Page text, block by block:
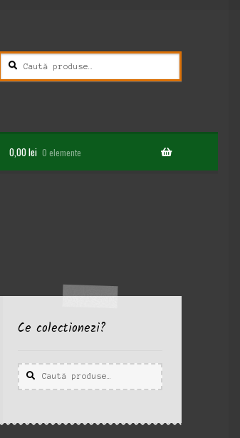
Caută
după:
Caută
0,00lei 0 elemente
Ce colectionezi?
Caută
după:
Caută